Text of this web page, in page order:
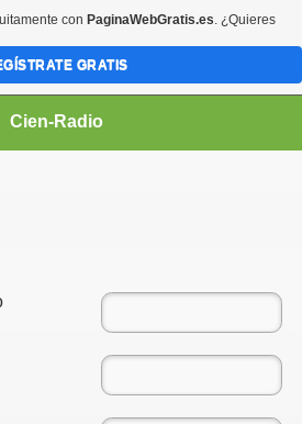
Cien-Radio
con PaginaWebGratis.es. ¿Quieres
GRATIS